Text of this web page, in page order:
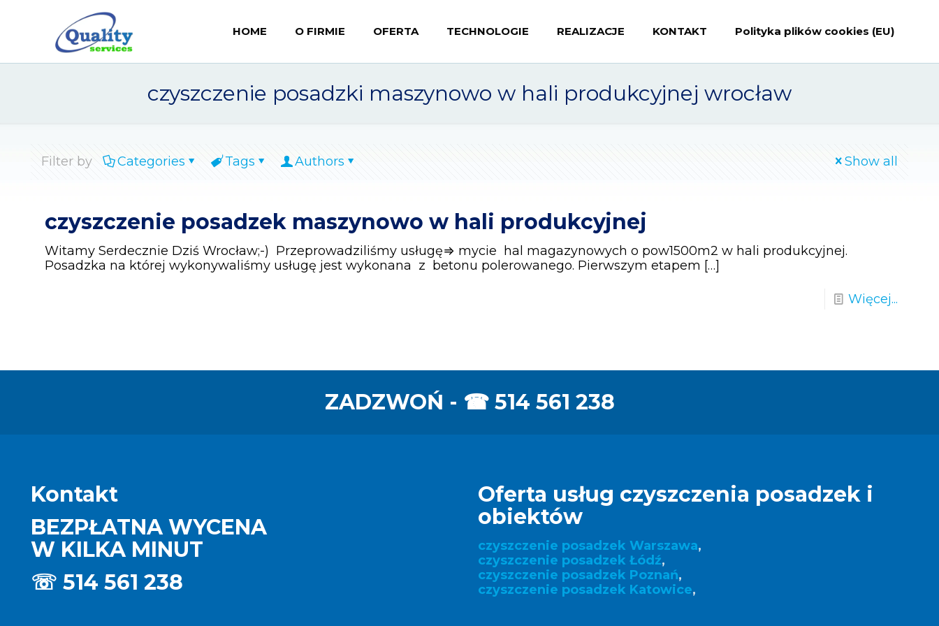
HOME O FIRMIE OFERTA TECHNOLOGIE REALIZACJE KONTAKT Polityka plików cookies (EU)
czyszczenie posadzki maszynowo w hali produkcyjnej wrocław
Filter by Categories Tags Authors Show all
czyszczenie posadzek maszynowo w hali produkcyjnej
Witamy Serdecznie Dziś Wrocław;-) Przeprowadziliśmy usługę⇒ mycie hal magazynowych o pow1500m2 w hali produkcyjnej.
Posadzka na której wykonywaliśmy usługę jest wykonana z betonu polerowanego. Pierwszym etapem […]
Więcej...
ZADZWOŃ - ☎ 514 561 238
Kontakt
BEZPŁATNA WYCENA
W KILKA MINUT
☏ 514 561 238
Oferta usług czyszczenia posadzek i
obiektów
czyszczenie posadzek Warszawa,
czyszczenie posadzek Łódź,
czyszczenie posadzek Poznań,
czyszczenie posadzek Katowice,